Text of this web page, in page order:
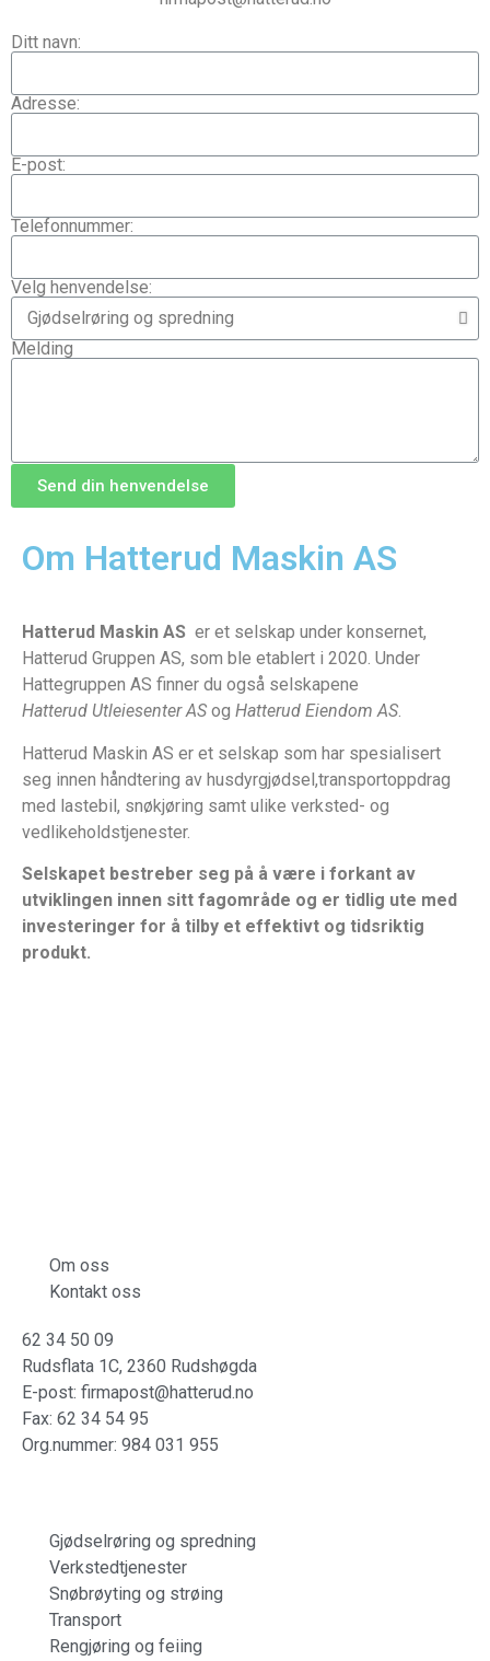
Ditt navn:
Adresse:
E-post:
Telefonnummer:
Velg henvendelse:
Melding
Send din henvendelse
Om Hatterud Maskin AS
Hatterud Maskin AS er et selskap under konsernet,
Hatterud Gruppen AS, som ble etablert i 2020. Under
Hattegruppen AS finner du også selskapene
Hatterud Utleiesenter AS og Hatterud Eiendom AS.
Hatterud Maskin AS er et selskap som har spesialisert
seg innen håndtering av husdyrgjødsel,transportoppdrag
med lastebil, snøkjøring samt ulike verksted- og
vedlikeholdstjenester.
Selskapet bestreber seg på å være i forkant av
utviklingen innen sitt fagområde og er tidlig ute med
investeringer for å tilby et effektivt og tidsriktig
produkt.
Om oss
Kontakt oss
62 34 50 09
Rudsflata 1C, 2360 Rudshøgda
E-post: firmapost@hatterud.no
Fax: 62 34 54 95
Org.nummer: 984 031 955
Gjødselrøring og spredning
Verkstedtjenester
Snøbrøyting og strøing
Transport
Rengjøring og feiing